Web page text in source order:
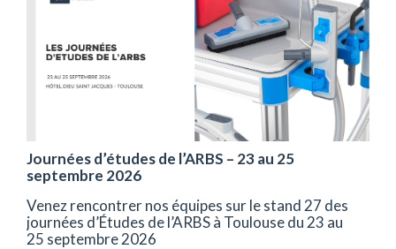
Journées d’études de l’ARBS – 23 au 25
septembre 2026
Venez rencontrer nos équipes sur le stand 27 des
journées d’Études de l’ARBS à Toulouse du 23 au
25 septembre 2026